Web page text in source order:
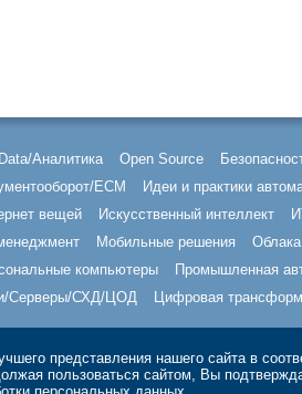
Аналитика Open Source
ECM
Идеи и практики
вещей
Искусственный интеллект
Мобильные решения
Облака
компьютеры
Промышленная
Серверы/СХД/ЦОД
Цифровая
представления нашего сайта в
пользоваться сайтом, Вы